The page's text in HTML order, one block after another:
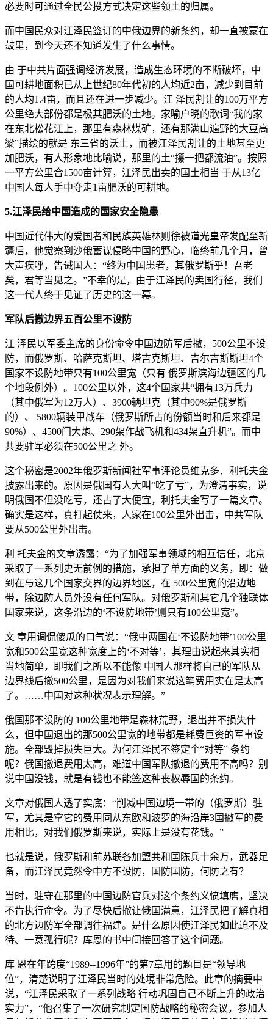
必要时可通过全民公投方式决定这些领土的归属。
而中国民众对江泽民签订的中俄边界的新条约，却一直被蒙在
鼓里，到今天还不知道发生了什么事情。
由 于中共片面强调经济发展，造成生态环境的不断破坏，中
国可耕地面积已从上世纪80年代初的人均近2亩，减少到目前
的人均1.4亩，而且还在进一步减少。江 泽民割让的100万平方
公里绝大部份都是极其肥沃的土地。家喻户晓的歌词“我的家
在东北松花江上，那里有森林煤矿，还有那满山遍野的大豆高
粱”描绘的就是 东三省的沃土，而被江泽民割让的土地甚至更
加肥沃，有人形象地比喻说，那里的土“攥一把都流油”。按照
一平方公里合1500亩计算，江泽民出卖的国土相当 于从13亿
中国人每人手中夺走1亩肥沃的可耕地。
5.江泽民给中国造成的国家安全隐患
中国近代伟大的爱国者和民族英雄林则徐被道光皇帝发配至新
疆后，他觉察到沙俄蓄谋侵略中国的野心，临终前几个月，曾
大声疾呼，告诫国人：“终为中国患者，其俄罗斯乎！吾老
矣，君等当见之。”不幸的是，由于江泽民的卖国行径，我们
这一代人终于见证了历史的这一幕。
军队后撤边界五百公里不设防
江 泽民以军委主席的身份命令中国边防军后撤，500公里不设
防，而俄罗斯、哈萨克斯坦、塔吉克斯坦、吉尔吉斯斯坦4个
国家不设防地带只有100公里宽（只有 俄罗斯滨海边疆区的几
个地段例外）。100公里以外，这4个国家共“拥有13万兵力
（其中俄军为12万人）、3900辆坦克（其中90%是俄罗斯
的）、 5800辆装甲战车（俄罗斯所占的份额当时和后来都是
90%）、4500门大炮、290架作战飞机和434架直升机”。而中
共要驻军必须在500公里之 外。
这个秘密是2002年俄罗斯新闻社军事评论员维克多．利托夫金
披露出来的。原因是俄国有人大叫“吃了亏”，为澄清事实，说
明俄国不但没吃亏，还占了大便宜，利托夫金写了一篇文章。
确实是这样，真打起仗来，人家在100公里外出击，中共军队
要从500公里外出击。
利 托夫金的文章透露：“为了加强军事领域的相互信任，北京
采取了一系列史无前例的措施，承担了单方面的义务，即：做
到在与这几个国家交界的边界地区，在 500公里宽的沿边地
带，除边防人员外没有任何军队。对俄罗斯和其它几个独联体
国家来说，这条沿边的‘不设防地带’则只有100公里宽”。
文 章用调侃傻瓜的口气说：“俄中两国在‘不设防地带’100公里
宽和500公里宽这种宽度上的‘不对等’，其理由说起来其实相
当地简单，即我们之所以不能像 中国人那样将自己的军队从
边界线后撤500公里，是因为对我们来说这笔费用实在是太高
了。……中国对这种状况表示理解。”
俄国那不设防的 100公里地带是森林荒野，退出并不损失什
么，但中国退出的那500公里宽的地带都是耗费巨资的军事设
施。全部毁掉损失巨大。为何江泽民不签定个“对等” 条约
呢？俄国撤退费用太高，难道中国军队撤退的费用不高吗？别
说中国没钱，就是有钱也不能签这种丧权辱国的条约。
文章对俄国人透了实底：“削减中国边境一带的（俄罗斯）驻
军，尤其是拿它的费用同从东欧和波罗的海沿岸3国撤军的费
用相比，对我们俄罗斯来说，实际上是没有花钱。”
也就是说，俄罗斯和前苏联各加盟共和国陈兵十余万，武器足
备，而江泽民竟然令中方不设防，国防国防，何防之有？
当时，驻守在那里的中国边防官兵对这个条约义愤填膺，坚决
不肯执行命令。为了尽快后撤让俄国满意，江泽民把了解真相
的北方边防军全部调往福建。是什么原因使江泽民如此迫不及
待、一意孤行呢？库恩的书中间接回答了这个问题。
库 恩在年跨度“1989--1996年”的第7章用的题目是“领导地
位”，清楚说明了江泽民当时的处境非常危险。此章的摘要中
说，“江泽民采取了一系列战略 行动巩固自己不断上升的政治
实力”，“他召集了一次研究制定国防战略的秘密会议，参加人